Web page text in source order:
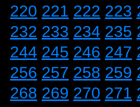
220 221 222 223
232 233 234 235
244 245 246 247
256 257 258 259
268 269 270 271